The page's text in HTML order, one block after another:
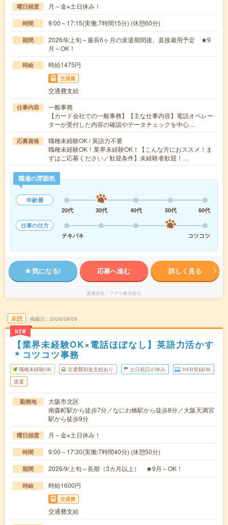
曜日頻度 月～金※土日休み！
時間 9:00～17:15(実働:7時間15分) (休憩60分)
期間
2026/9/上旬～最長6ヶ月の派遣期間後、直接雇用予定 ★9
月～OK！
時給 時給1475円
交通費
交通費支給
仕事内容
一般事務
【カード会社での一般事務】【主な仕事内容】電話オペレー
ターが受付した内容の確認やデータチェックを中心…
応募資格
職種未経験OK / 英語力不要
職種未経験OK！業界未経験OK！【こんな方におススメ！ま
ずはご応募ください／歓迎条件】未経験者歓迎！…
職場の雰囲気
年齢層
20代
30代 40代 50代
60代
仕事の仕方
テキパキ
コツコツ
気になる! 応募へ進む 詳しく見る
派遣会社 アデコ株式会社
未読
NEW
掲載日 2026/08/05
【業界未経験OK×電話ほぼなし】英語力活かす
＊コツコツ事務
職種未経験OK 交通費別途支給あり 土日祝日が休み WEB登録OK
派遣
勤務地
大阪市北区
南森町駅から徒歩7分／なにわ橋駅から徒歩8分／大阪天満宮
駅から徒歩9分
曜日頻度 月～金※土日休み！
時間 9:00～17:30(実働:7時間40分) (休憩50分)
期間 2026/9/上旬～長期（3カ月以上） ★9月～OK！
時給 時給1600円
交通費
交通費支給